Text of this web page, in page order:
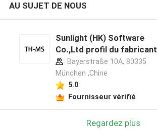
AU SUJET DE NOUS
Sunlight (HK) Software
Co.,Ltd profil du fabricant
Bayerstraße 10A, 80335
München ,Chine
5.0
Fournisseur vérifié
Regardez plus